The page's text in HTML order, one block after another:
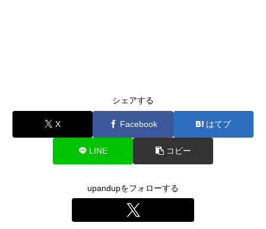
シェアする
X Facebook はてブ
LINE コピー
upandupをフォローする